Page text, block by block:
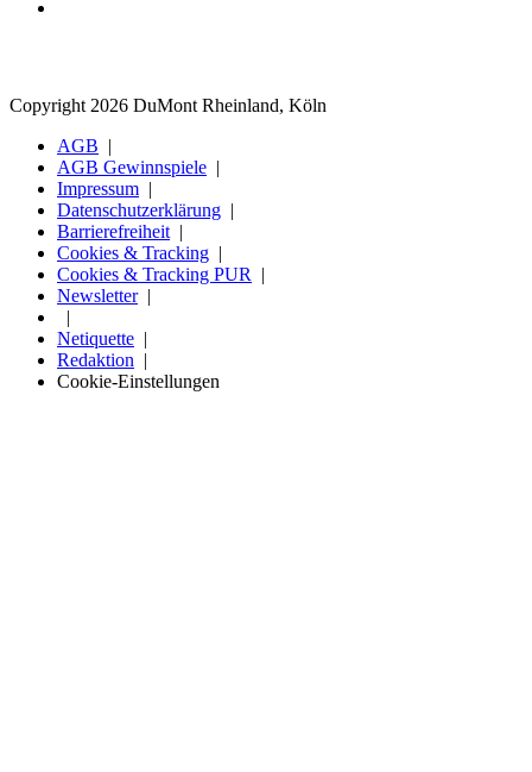
Copyright 2026 DuMont Rheinland, Köln
AGB
AGB Gewinnspiele
Impressum
Datenschutzerklärung
Barrierefreiheit
Cookies & Tracking
Cookies & Tracking PUR
Newsletter
Netiquette
Redaktion
Cookie-Einstellungen